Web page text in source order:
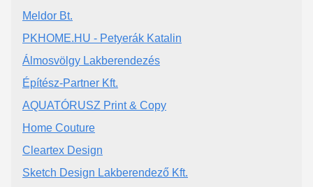
Meldor Bt.
PKHOME.HU - Petyerák Katalin
Álmosvölgy Lakberendezés
Építész-Partner Kft.
AQUATÓRUSZ Print & Copy
Home Couture
Cleartex Design
Sketch Design Lakberendező Kft.